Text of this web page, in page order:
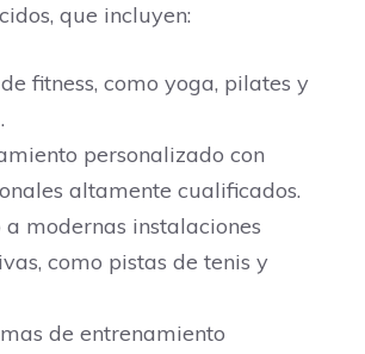
que incluyen:
fitness, como yoga, pilates y
personalizado con
altamente cualificados.
a modernas instalaciones
como pistas de tenis y
de entrenamiento